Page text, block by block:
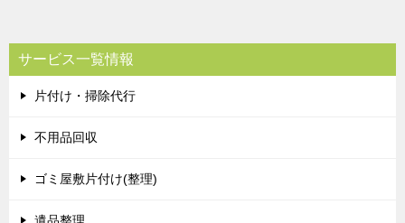
サービス一覧情報
片付け・掃除代行
不用品回収
ゴミ屋敷片付け(整理)